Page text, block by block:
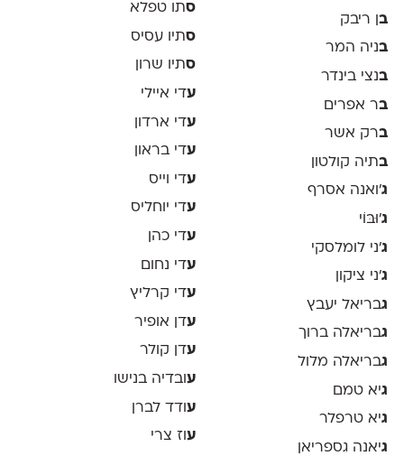
בן ריבק
בניה המר
בנצי בינדר
בר אפרים
ברק אשר
בתיה קולטון
ג'ואנה אסרף
ג'וּבּוֹי
ג׳ני לומלסקי
ג׳ני ציקון
גבריאל יעבץ
גבריאלה ברוך
גבריאלה מלול
גיא טמם
גיא טרפלר
גיאנה גספריאן
סתו טפלא
סתיו עסיס
סתיו שרון
עדי איילי
עדי ארדון
עדי בראון
עדי וייס
עדי יוחליס
עדי כהן
עדי נחום
עדי קרליץ
עדן אופיר
עדן קולר
ע ובדיה בנישו
עודד לברן
ע וז צרי